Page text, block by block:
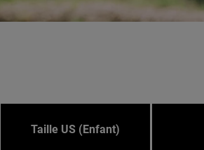
Taille US (Enfant)